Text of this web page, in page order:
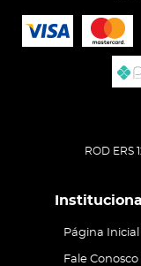
ROD ERS
Institucional
Página Inicial
Fale Conosco